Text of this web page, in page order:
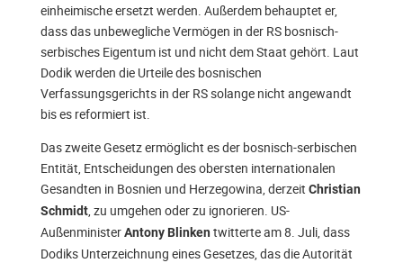
einheimische ersetzt werden. Außerdem behauptet er,
dass das unbewegliche Vermögen in der RS bosnisch-
serbisches Eigentum ist und nicht dem Staat gehört. Laut
Dodik werden die Urteile des bosnischen
Verfassungsgerichts in der RS solange nicht angewandt
bis es reformiert ist.
Das zweite Gesetz ermöglicht es der bosnisch-serbischen
Entität, Entscheidungen des obersten internationalen
Gesandten in Bosnien und Herzegowina, derzeit Christian
Schmidt, zu umgehen oder zu ignorieren. US-
AußenministerAntony Blinken twitterte am 8. Juli, dass
Dodiks Unterzeichnung eines Gesetzes, das die Autorität